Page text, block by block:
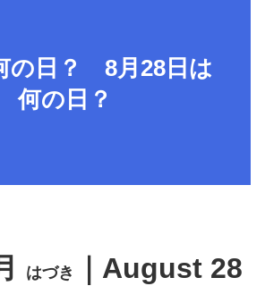
の日？ 8月28日は
何の日？
はづき ｜August 28